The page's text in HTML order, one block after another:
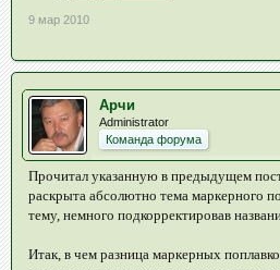
9 мар 2010
Арчи
Administrator
Команда форума
Прочитал указанную в предыдущем
раскрыта абсолютно тема маркерного
тему, немного подкорректировав
Итак, в чем разница маркерных